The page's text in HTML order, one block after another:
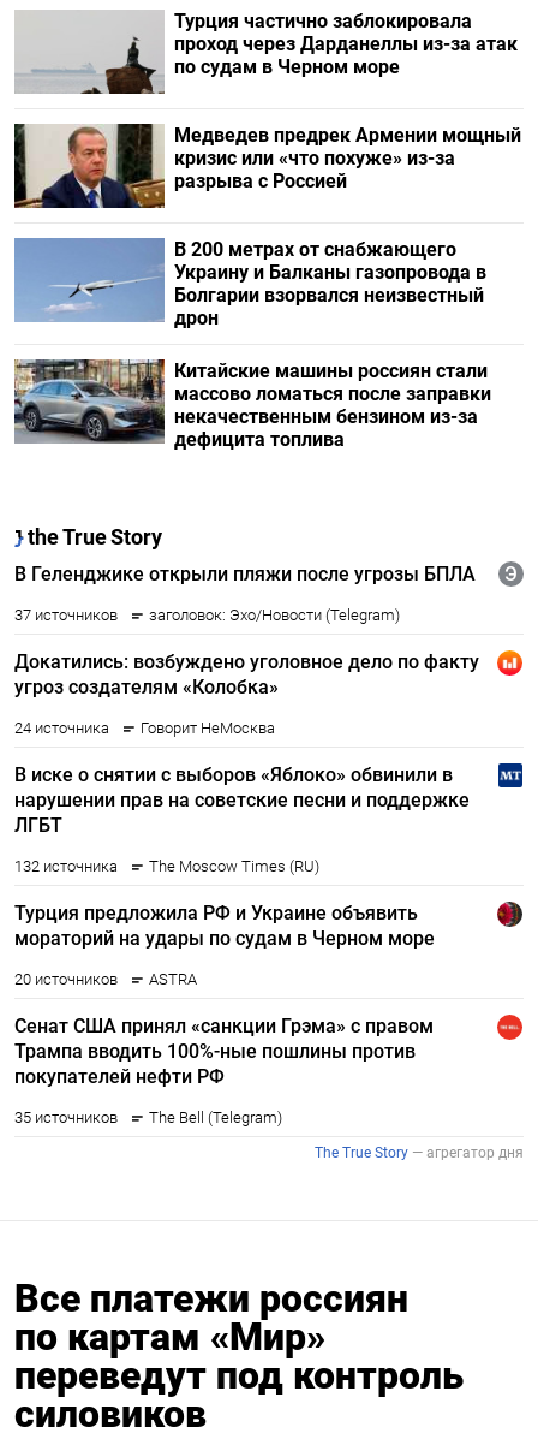
Турция частично заблокировала
проход через Дарданеллы из-за атак
по судам в Черном море
Медведев предрек Армении мощный
кризис или «что похуже» из-за
разрыва с Россией
В 200 метрах от снабжающего
Украину и Балканы газопровода в
Болгарии взорвался неизвестный
дрон
Китайские машины россиян стали
массово ломаться после заправки
некачественным бензином из-за
дефицита топлива
Все платежи россиян
по картам «Мир»
переведут под контроль
силовиков